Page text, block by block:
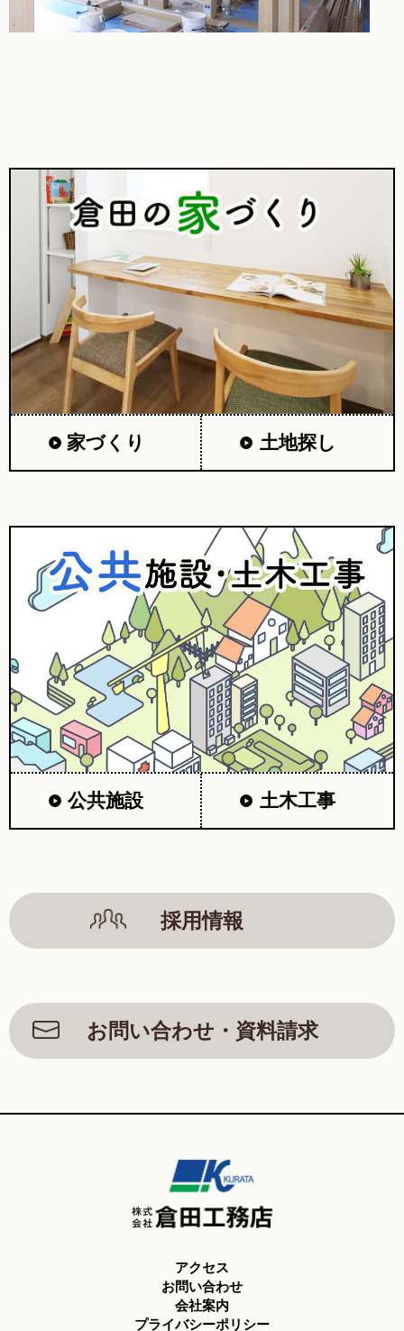
家づくり 土地探し
公共施設 土木工事
採用情報
お問い合わせ・資料請求
アクセス
お問い合わせ
会社案内
プライバシーポリシー